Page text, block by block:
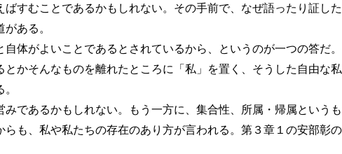
ばすむことであるかもしれない。その手前で、なぜ語ったり証し
ある。
体がよいことであるとされているから、というのが一つの答だ。
とかそんなものを離れたところに「私」を置く、そうした自由な
であるかもしれない。もう一方に、集合性、所属・帰属という
らも、私や私たちの存在のあり方が言われる。第３章１の安部彰